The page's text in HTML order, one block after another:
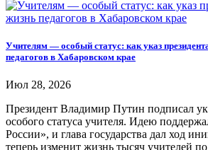
Учителям — особый статус: как указ
педагогов в Хабаровском крае
Июл 28, 2026
Президент Владимир Путин подписал
особого статуса учителя. Идею
России», и глава государства дал ход
теперь изменит жизнь тысяч учителей по